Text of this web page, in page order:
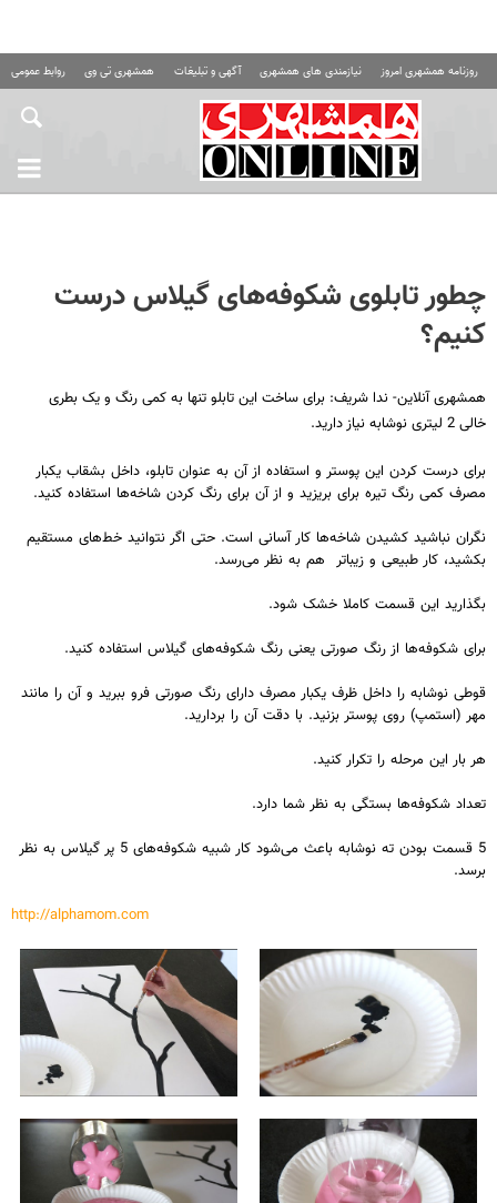
روزنامه همشهری امروز نیازمندی های همشهری آگهی و تبلیغات همشهری تی وی روابط عمومی
چطور تابلوی شکوفه‌های گیلاس درست
کنیم؟
همشهری آنلاین- ندا شریف: برای ساخت این تابلو تنها به کمی رنگ و یک بطری
خالی 2 لیتری نوشابه نیاز دارید.
برای درست کردن این پوستر و استفاده از آن به عنوان تابلو، داخل بشقاب یکبار
مصرف کمی رنگ تیره برای بریزید و از آن برای رنگ کردن شاخه‌ها استفاده کنید.
نگران نباشید کشیدن شاخه‌ها کار آسانی است. حتی اگر نتوانید خط‌های مستقیم
بکشید، کار طبیعی و زیباتر هم به نظر می‌رسد.
بگذارید این قسمت کاملا خشک شود.
برای شکوفه‌ها از رنگ صورتی یعنی رنگ شکوفه‌های گیلاس استفاده کنید.
قوطی نوشابه را داخل ظرف یکبار مصرف دارای رنگ صورتی فرو ببرید و آن را مانند
مهر (استمپ) روی پوستر بزنید. با دقت آن را بردارید.
هر بار این مرحله را تکرار کنید.
تعداد شکوفه‌ها بستگی به نظر شما دارد.
5 قسمت بودن ته نوشابه باعث می‌شود کار شبیه شکوفه‌های 5 پر گیلاس به نظر
برسد.
http://alphamom.com